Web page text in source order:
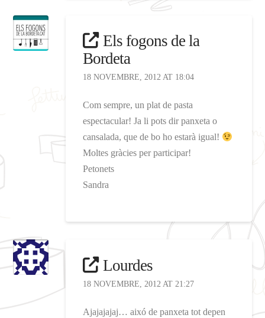
Els fogons de la
Bordeta
18 NOVEMBRE, 2012 AT 18:04
Com sempre, un plat de pasta
espectacular! Ja li pots dir panxeta o
cansalada, que de bo ho estarà igual!
Moltes gràcies per participar!
Petonets
Sandra
Lourdes
18 NOVEMBRE, 2012 AT 21:27
Ajajajajaj… aixó de panxeta tot depen